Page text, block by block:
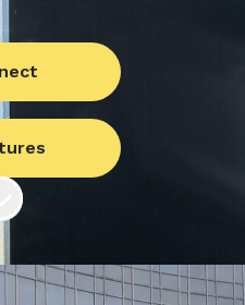
content scrollen